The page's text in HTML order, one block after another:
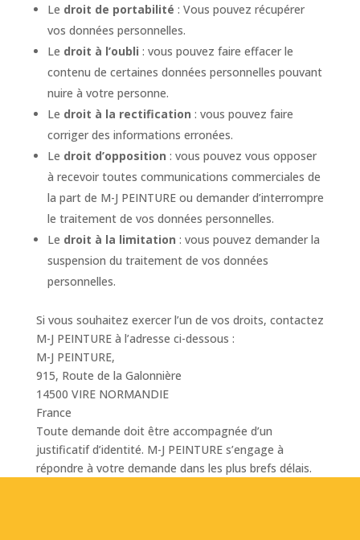
Le droit de portabilité : Vous pouvez récupérer
vos données personnelles.
Le droit à l’oubli : vous pouvez faire effacer le
contenu de certaines données personnelles pouvant
nuire à votre personne.
Le droit à la rectification : vous pouvez faire
corriger des informations erronées.
Le droit d’opposition : vous pouvez vous opposer
à recevoir toutes communications commerciales de
la part de M-J PEINTURE ou demander d’interrompre
le traitement de vos données personnelles.
Le droit à la limitation : vous pouvez demander la
suspension du traitement de vos données
personnelles.
Si vous souhaitez exercer l’un de vos droits, contactez
M-J PEINTURE à l’adresse ci-dessous :
M-J PEINTURE,
915, Route de la Galonnière
14500 VIRE NORMANDIE
France
Toute demande doit être accompagnée d’un
justificatif d’identité. M-J PEINTURE s’engage à
répondre à votre demande dans les plus brefs délais.